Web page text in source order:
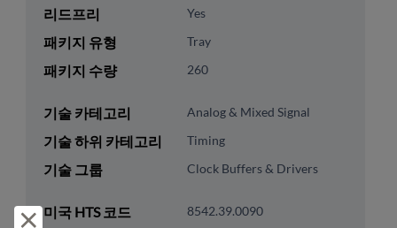
리드프리 Yes
패키지 유형 Tray
패키지 수량 260
기술 카테고리 Analog & Mixed Signal
기술 하위 카테고리 Timing
기술 그룹 Clock Buffers & Drivers
미국 HTS 코드 8542.39.0090
거부 및 닫기